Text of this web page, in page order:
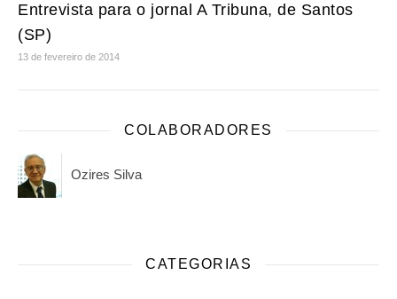
Entrevista para o jornal A Tribuna, de Santos
(SP)
13 de fevereiro de 2014
COLABORADORES
Ozires Silva
CATEGORIAS